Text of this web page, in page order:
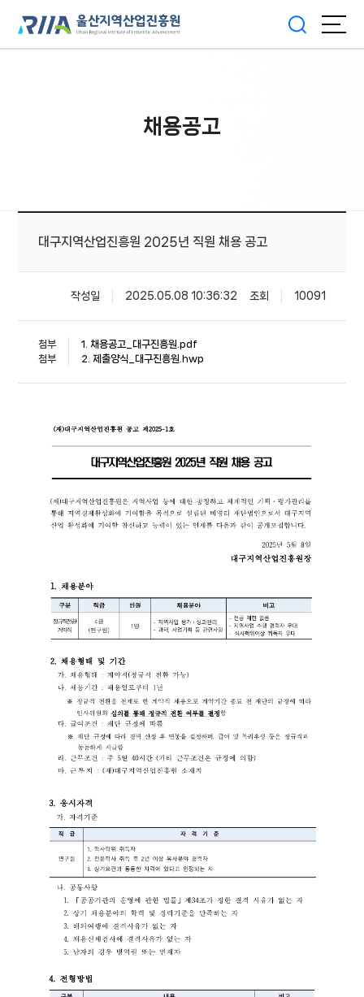
채용공고
대구지역산업진흥원 2025년 직원 채용 공고
작성일 2025.05.08 10:36:32 조회 10091
첨부
1. 채용공고_대구진흥원.pdf
첨부
2. 제출양식_대구진흥원.hwp